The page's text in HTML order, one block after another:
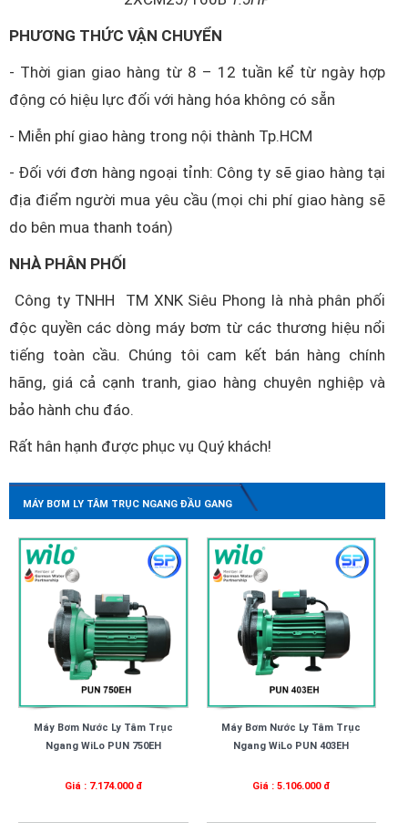
PHƯƠNG THỨC VẬN CHUYỂN
- Thời gian giao hàng từ 8 – 12 tuần kể từ ngày hợp
động có hiệu lực đối với hàng hóa không có sẵn
- Miễn phí giao hàng trong nội thành Tp.HCM
- Đối với đơn hàng ngoại tỉnh: Công ty sẽ giao hàng tại
địa điểm người mua yêu cầu (mọi chi phí giao hàng sẽ
do bên mua thanh toán)
NHÀ PHÂN PHỐI
Công ty TNHH TM XNK Siêu Phong là nhà phân phối
độc quyền các dòng máy bơm từ các thương hiệu nổi
tiếng toàn cầu. Chúng tôi cam kết bán hàng chính
hãng, giá cả cạnh tranh, giao hàng chuyên nghiệp và
bảo hành chu đáo.
Rất hân hạnh được phục vụ Quý khách!
MÁY BƠM LY TÂM TRỤC NGANG ĐẦU GANG
Máy Bơm Nước Ly Tâm Trục
Ngang WiLo PUN 750EH
Giá : 7.174.000 đ
Máy Bơm Nước Ly Tâm Trục
Ngang WiLo PUN 403EH
Giá : 5.106.000 đ